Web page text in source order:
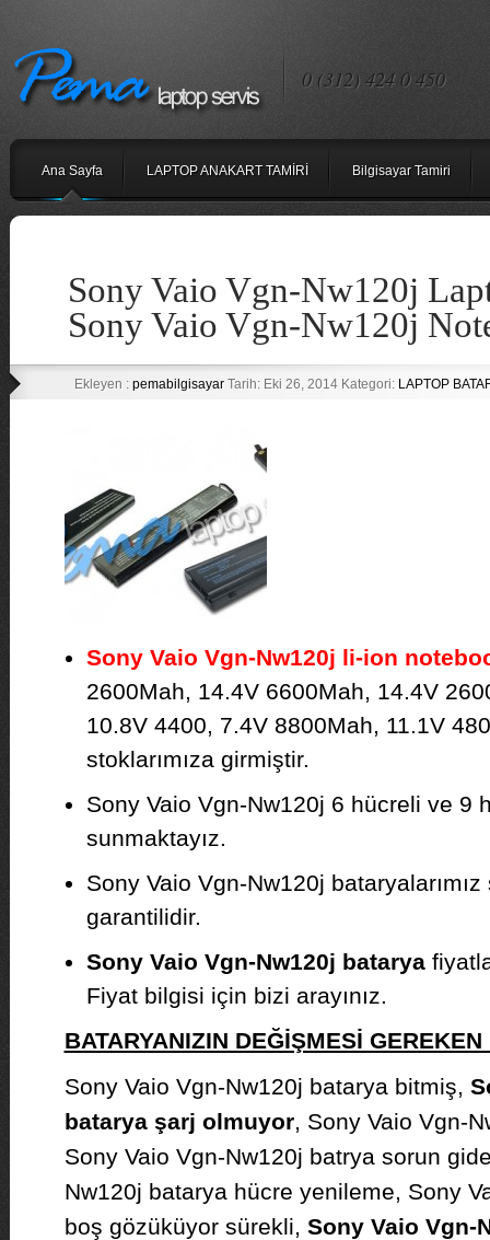
0 (312) 424 0 450
Ana Sayfa LAPTOP ANAKART TAMİRİ Bilgisayar Tamiri
Sony Vaio Vgn-Nw120j
Sony Vaio Vgn-Nw120j
Ekleyen : pemabilgisayarTarih: Eki 26, 2014 Kategori: LAPTOP
Sony Vaio Vgn-Nw120j li-ion
2600Mah, 14.4V 6600Mah, 14.4V
10.8V 4400, 7.4V 8800Mah, 11.1V
stoklarımıza girmiştir.
Sony Vaio Vgn-Nw120j 6 hücreli ve 9
sunmaktayız.
Sony Vaio Vgn-Nw120j bataryalarımız
garantilidir.
Sony Vaio Vgn-Nw120j batarya
Fiyat bilgisi için bizi arayınız.
BATARYANIZIN DEĞİŞMESİ
Sony Vaio Vgn-Nw120j batarya bitmiş,
batarya şarj olmuyor, Sony Vaio Vgn-
Sony Vaio Vgn-Nw120j batrya sorun
Nw120j batarya hücre yenileme, Sony
boş gözüküyor sürekli, Sony Vaio Vgn-